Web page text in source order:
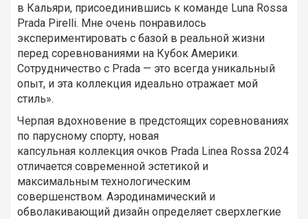
в Кальяри, присоединившись к команде Luna Rossa
Prada Pirelli. Мне очень понравилось
экспериментировать с базой в реальной жизни
перед соревнованиями на Кубок Америки.
Сотрудничество с Prada — это всегда уникальный
опыт, и эта коллекция идеально отражает мой
стиль».
Черпая вдохновение в предстоящих соревнованиях
по парусному спорту, новая
капсульная коллекция очков Prada Linea Rossa 2024
отличается современной эстетикой и
максимальным технологическим
совершенством. Аэродинамический и
обволакивающий дизайн определяет сверхлегкие